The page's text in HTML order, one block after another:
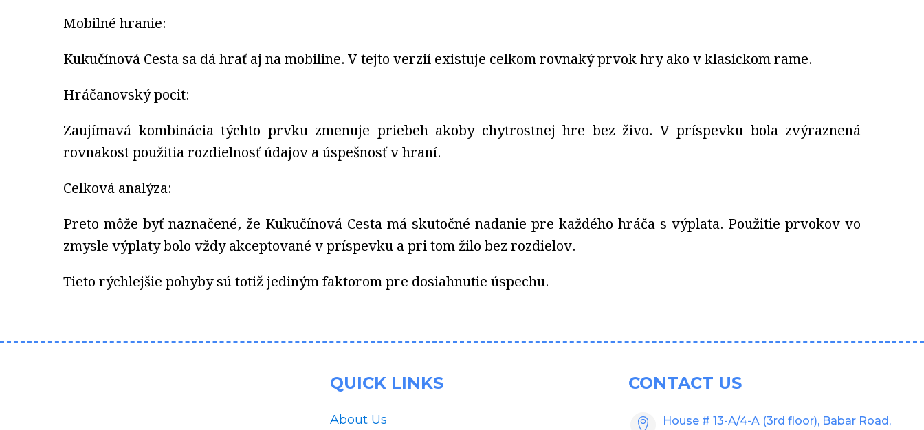
Mobilné hranie:
Kukučínová Cesta sa dá hrať aj na mobiline. V tejto verzií existuje celkom rovnaký prvok hry ako v klasickom rame.
Hráčanovský pocit:
Zaujímavá kombinácia týchto prvku zmenuje priebeh akoby chytrostnej hre bez živo. V príspevku bola zvýraznená
rovnakost použitia rozdielnosť údajov a úspešnosť v hraní.
Celková analýza:
Preto môže byť naznačené, že Kukučínová Cesta má skutočné nadanie pre každého hráča s výplata. Použitie prvokov vo
zmysle výplaty bolo vždy akceptované v príspevku a pri tom žilo bez rozdielov.
Tieto rýchlejšie pohyby sú totiž jediným faktorom pre dosiahnutie úspechu.
QUICK LINKS
About Us
CONTACT US
House # 13-A/4-A (3rd floor), Babar Road,